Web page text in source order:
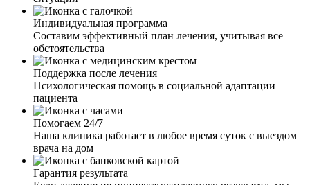
сыном и предложили различные способы лечения. Сын
решил не только отказаться от употребления дома, а
лечь в клинику. Приехав уже к вам, были взяты все
анализы у сына и составлен индивидуальный план
лечения. Сын вот уже полтора месяца не пьет и хочет
возобновить свои тренировки в спорте.
Каждый мой запой переносился все тяжелее и тяжелее.
Огромное спасибо вашей бригаде, приехали в течение
часа. Поставили капельницу и через несколько часов
мне стало лучше, порекомендовали провести процедуру
на следующий день, так как интоксикация была
большая. На следующий день мне позвонили и
уточнили мое состояние, подтвердили время выезда.
Бригада также приехала быстро. Снова была проведена
Индивидуальная программа
Составим эффективный план лечения, учитывая все
обстоятельства
Поддержка после лечения
Психологическая помощь в социальной адаптации
пациента
Помогаем 24/7
Наша клиника работает в любое время суток с выездом
врача на дом
Гарантия результата